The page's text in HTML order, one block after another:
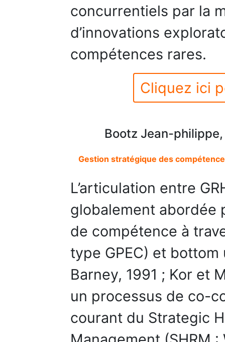
concurrentiels par la
d’innovations
compétences rares.
Cliquez ici
Bootz Jean-
Gestion stratégique des
L’articulation entre
globalement abordée
de compétence à
type GPEC) et bottom
Barney, 1991 ; Kor et
un processus de co-
courant du Strategic